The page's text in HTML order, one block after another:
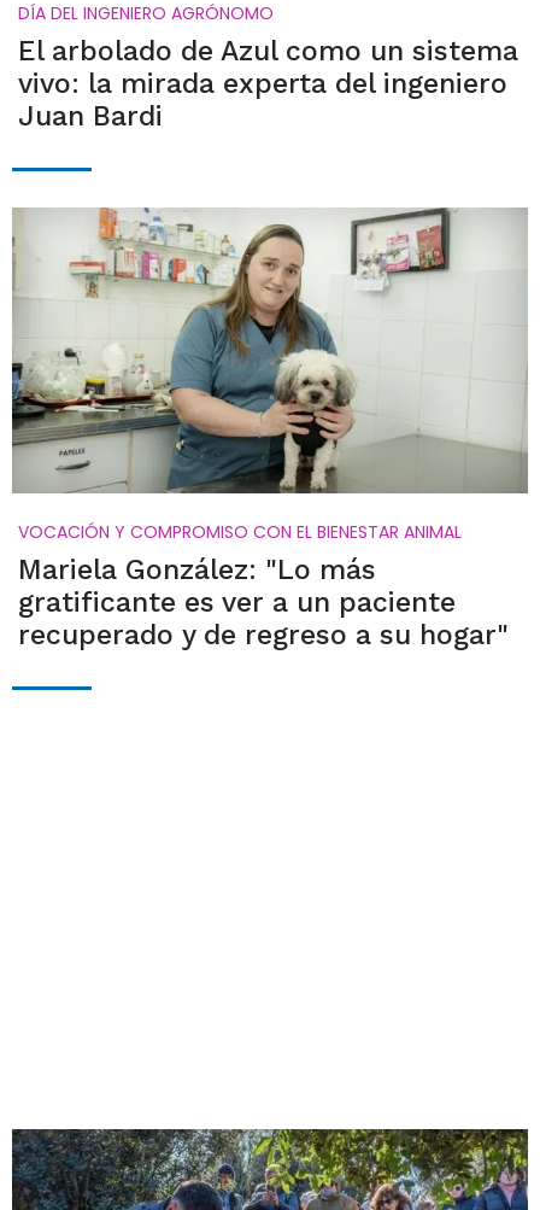
DÍA DEL INGENIERO AGRÓNOMO
El arbolado de Azul como un sistema
vivo: la mirada experta del ingeniero
Juan Bardi
VOCACIÓN Y COMPROMISO CON EL BIENESTAR ANIMAL
Mariela González: "Lo más
gratificante es ver a un paciente
recuperado y de regreso a su hogar"